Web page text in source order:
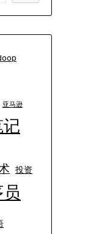
亚马逊
投资